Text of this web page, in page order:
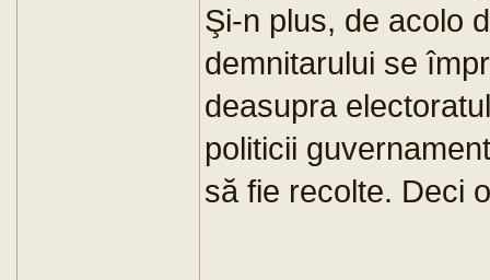
Şi-n plus, de acolo
demnitarului se
deasupra
politicii
să fie recolte. Deci